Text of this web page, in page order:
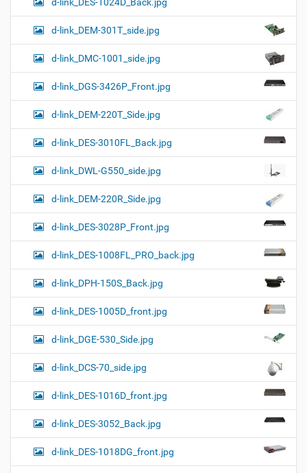
d-link_DEM-301T_side.jpg
d-link_DMC-1001_side.jpg
d-link_DGS-3426P_Front.jpg
d-link_DEM-220T_Side.jpg
d-link_DES-3010FL_Back.jpg
d-link_DWL-G550_side.jpg
d-link_DEM-220R_Side.jpg
d-link_DES-3028P_Front.jpg
d-link_DES-1008FL_PRO_back.jpg
d-link_DPH-150S_Back.jpg
d-link_DES-1005D_front.jpg
d-link_DGE-530_Side.jpg
d-link_DCS-70_side.jpg
d-link_DES-1016D_front.jpg
d-link_DES-3052_Back.jpg
d-link_DES-1018DG_front.jpg